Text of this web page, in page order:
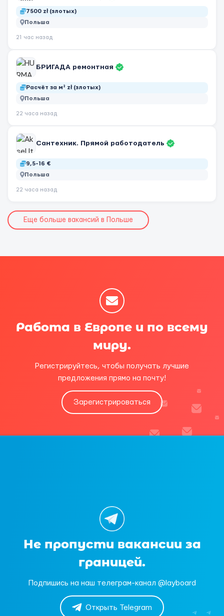
7500 zł (злотых)
Польша
21 час назад
БРИГАДА ремонтная
Расчёт за м² zł (злотых)
Польша
22 часа назад
Сантехник. Прямой работодатель
9,5-16 €
Польша
22 часа назад
Еще больше вакансий в Польше
Работа в Европе и по всему
миру.
Регистрируйтесь, чтобы получать лучшие
предложения прямо на почту!
Зарегистрироваться
Не пропусти вакансии за
границей.
Подпишись на наш телеграм-канал @layboard
Открыть Telegram